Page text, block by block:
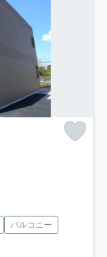
バルコニー